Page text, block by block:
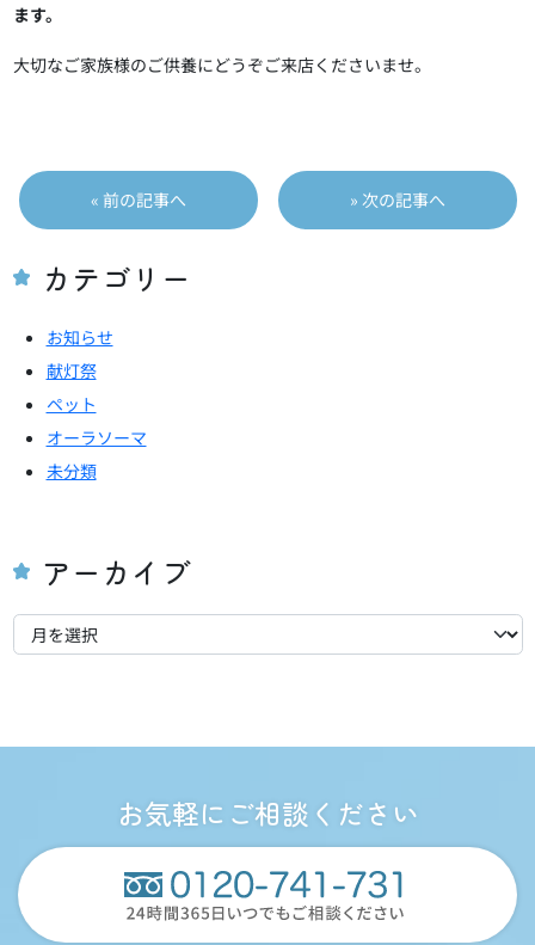
ます。
大切なご家族様のご供養にどうぞご来店くださいませ。
投
稿
ビ
ー
シ
ョ
ン
« 前の記事へ » 次の記事へ
カテゴリー
お知らせ
献灯祭
ペット
オーラソーマ
未分類
アーカイブ
ー
お気軽にご相談ください